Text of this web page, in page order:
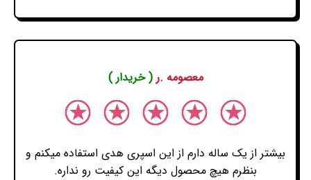
معصومه .ر( خریدار )
بیشتر از یک ساله دارم از این اسپری هدی استفاده میکنم و
بنظرم هیچ محصول دیگه این کیفیت رو نداره.